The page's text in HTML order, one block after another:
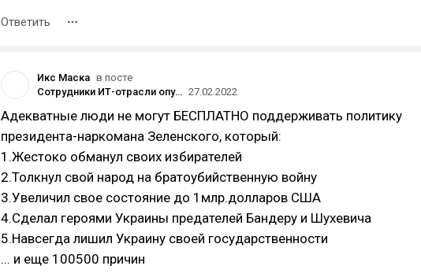
Ответить
Икс Маска в посте
Сотрудники ИТ-отрасли опубликовали открытое письмо против «операции» в Украине — его подписало больше тысячи человек 27.02.2022
Адекватные люди не могут БЕСПЛАТНО поддерживать политику
президента-наркомана Зеленского, который:
1.Жестоко обманул своих избирателей
2.Толкнул свой народ на братоубийственную войну
3.Увеличил свое состояние до 1млр.долларов США
4.Сделал героями Украины предателей Бандеру и Шухевича
5.Навсегда лишил Украину своей государственности
... и еще 100500 причин